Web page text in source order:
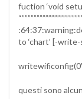
fuction ‘void
to ‘chart’ [-
questi sono